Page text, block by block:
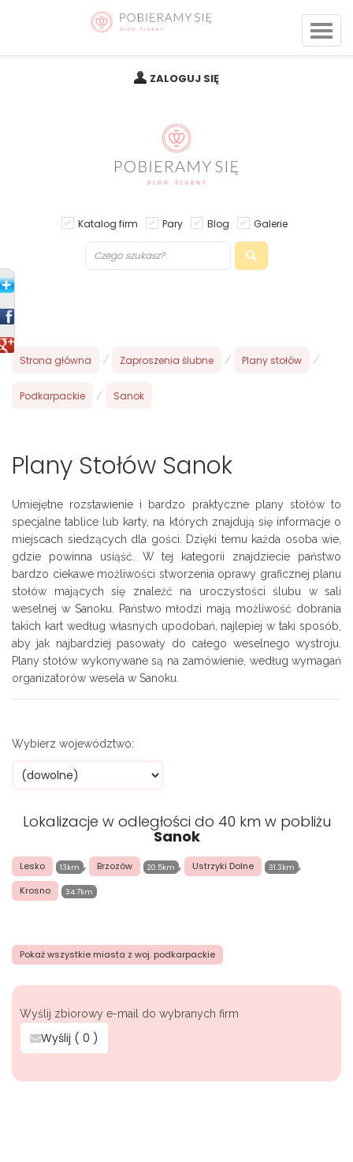
ZALOGUJ SIĘ
Katalog firm Pary Blog Galerie
Strona główna / Zaproszenia ślubne / Plany stołów /
Podkarpackie / Sanok
Plany Stołów Sanok
Umiejętne rozstawienie i bardzo praktyczne plany stołów to
specjalne tablice lub karty, na których znajdują się informacje o
miejscach siedzących dla gości. Dzięki temu każda osoba wie,
gdzie powinna usiąść. W tej kategorii znajdziecie państwo
bardzo ciekawe możliwości stworzenia oprawy graficznej planu
stołów mających się znaleźć na uroczystości ślubu w sali
weselnej w Sanoku. Państwo młodzi mają możliwość dobrania
takich kart według własnych upodobań, najlepiej w taki sposób,
aby jak najbardziej pasowały do całego weselnego wystroju.
Plany stołów wykonywane są na zamówienie, według wymagań
organizatorów wesela w Sanoku.
Wybierz województwo:
Lokalizacje w odległości do 40 km w pobliżu
Sanok
Lesko 13km , Brzozów 20.5km , Ustrzyki Dolne 31.3km ,
Krosno 34.7km
Pokaż wszystkie miasta z woj. podkarpackie
Wyślij zbiorowy e-mail do wybranych firm
Wyślij ( 0 )